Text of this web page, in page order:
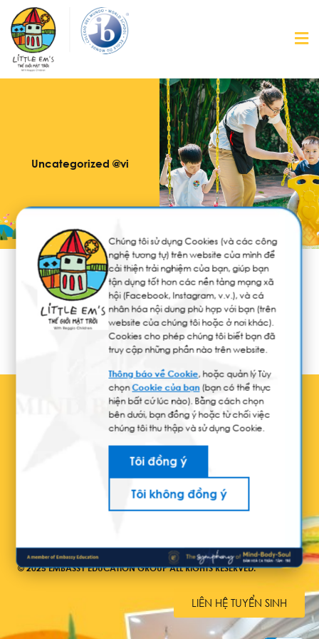
Uncategorized @vi
Sự kiện Tin tức
Chúng tôi sử dụng Cookies (và các công
nghệ tương tự) trên website của mình để
cải thiện trải nghiệm của bạn, giúp bạn
tận dụng tốt hơn các nền tảng mạng xã
hội (Facebook, Instagram, v.v.), và cá
nhân hóa nội dung phù hợp với bạn (trên
website của chúng tôi hoặc ở nơi khác).
Cookies cho phép chúng tôi biết bạn đã
truy cập những phần nào trên website.
Thông báo về Cookie, hoặc quản lý Tùy
chọnCookie của bạn(bạn có thể thực
hiện bất cứ lúc nào). Bằng cách chọn
bên dưới, bạn đồng ý hoặc từ chối việc
chúng tôi thu thập và sử dụng Cookie.
Tôi đồng ý
Tôi không đồng ý
LIÊN HỆ TUYỂN SINH
© 2025 EMBASSY EDUCATION GROUP ALL RIGHTS RESERVED.